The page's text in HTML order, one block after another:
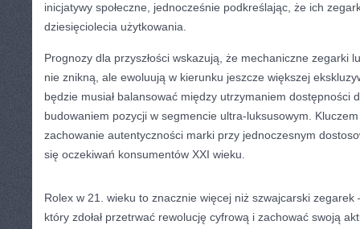
inicjatywy społeczne, jednocześnie podkreślając, że ich
dziesięciolecia użytkowania.
Prognozy dla przyszłości wskazują, że mechaniczne zegarki
nie znikną, ale ewoluują w kierunku jeszcze większej
będzie musiał balansować między utrzymaniem dostępności
budowaniem pozycji w segmencie ultra-luksusowym.
zachowanie autentyczności marki przy jednoczesnym
się oczekiwań konsumentów XXI wieku.
Rolex w 21. wieku to znacznie więcej niż szwajcarski
który zdołał przetrwać rewolucję cyfrową i zachować swoją